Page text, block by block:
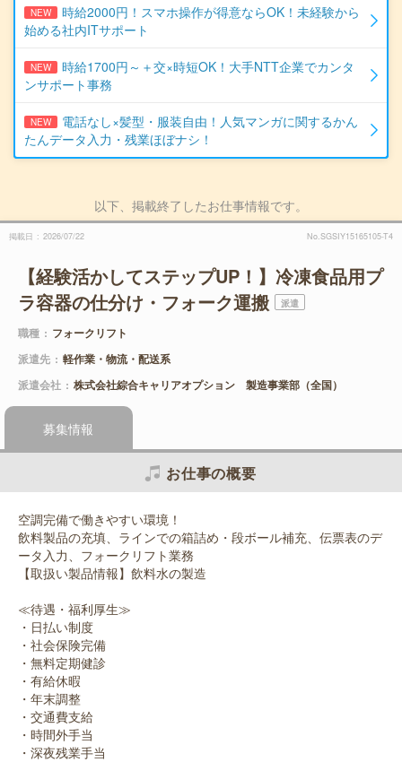
NEW
時給2000円！スマホ操作が得意ならOK！未経験から
始める社内ITサポート
NEW
時給1700円～＋交×時短OK！大手NTT企業でカンタ
ンサポート事務
NEW
電話なし×髪型・服装自由！人気マンガに関するかん
たんデータ入力・残業ほぼナシ！
以下、掲載終了したお仕事情報です。
掲載日 2026/07/22 No.SGSIY15165105-T4
【経験活かしてステップUP！】冷凍食品用プ
ラ容器の仕分け・フォーク運搬
派遣
職種
フォークリフト
派遣先
軽作業・物流・配送系
派遣会社
株式会社綜合キャリアオプション 製造事業部（全国）
募集情報
お仕事の概要
空調完備で働きやすい環境！
飲料製品の充填、ラインでの箱詰め・段ボール補充、伝票表のデ
ータ入力、フォークリフト業務
【取扱い製品情報】飲料水の製造
≪待遇・福利厚生≫
・日払い制度
・社会保険完備
・無料定期健診
・有給休暇
・年末調整
・交通費支給
・時間外手当
・深夜残業手当